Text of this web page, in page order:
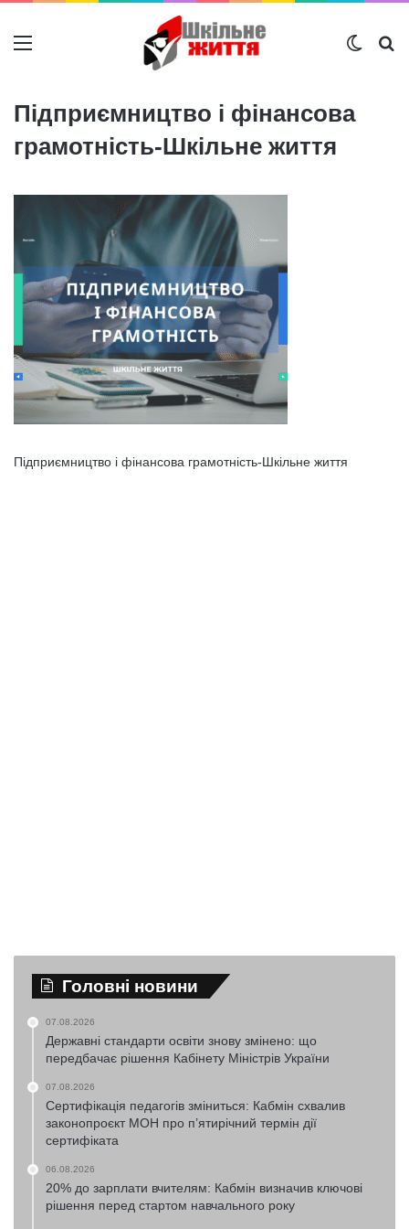
Меню
Підприємництво і фінансова
грамотність-Шкільне життя
Підприємництво і фінансова грамотність-Шкільне життя
Головні новини
07.08.2026
Державні стандарти освіти знову змінено: що
передбачає рішення Кабінету Міністрів України
07.08.2026
Сертифікація педагогів зміниться: Кабмін схвалив
законопроєкт МОН про п’ятирічний термін дії
сертифіката
06.08.2026
20% до зарплати вчителям: Кабмін визначив ключові
рішення перед стартом навчального року